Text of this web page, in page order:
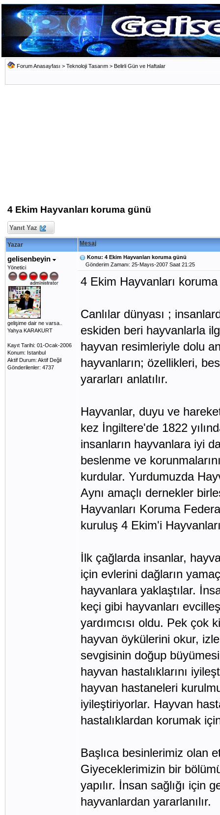
Forum Anasayfası > Teknoloji Tasarım > Belirli Gün ve Haftalar
4 Ekim Hayvanları koruma günü
Yanıt Yaz
Yazar Mesaj
gelisenbeyin
Yönetici
gelişime dair ne varsa..
Yahya KARAKURT
Kayıt Tarihi: 01-Ocak-2006
Konum: Istanbul
Aktif Durum: Aktif Değil
Gönderilenler: 4737
Konu: 4 Ekim Hayvanları koruma günü
Gönderim Zamanı: 25-Mayıs-2007 Saat 21:25
4 Ekim Hayvanları
Canlılar dünyası ;
eskiden beri hayvanlarla
hayvan resimleriyle dolu
hayvanların; özellikleri,
yararları anlatılır.
Hayvanlar, duyu ve
kez İngiltere'de 1822
insanların hayvanlara iyi
beslenme ve
kurdular. Yurdumuzda
Aynı amaçlı dernekler
Hayvanları Koruma
kuruluş 4 Ekim'i
İlk çağlarda insanlar,
için evlerini dağların
hayvanlara yaklaştılar.
keçi gibi hayvanları
yardımcısı oldu. Pek çok
hayvan öykülerini okur,
sevgisinin doğup
hayvan hastalıklarını
hayvan hastaneleri
iyileştiriyorlar. Hayvan
hastalıklardan korumak
Başlıca besinlerimiz olan
Giyeceklerimizin bir
yapılır. İnsan sağlığı için
hayvanlardan yararlanılır.